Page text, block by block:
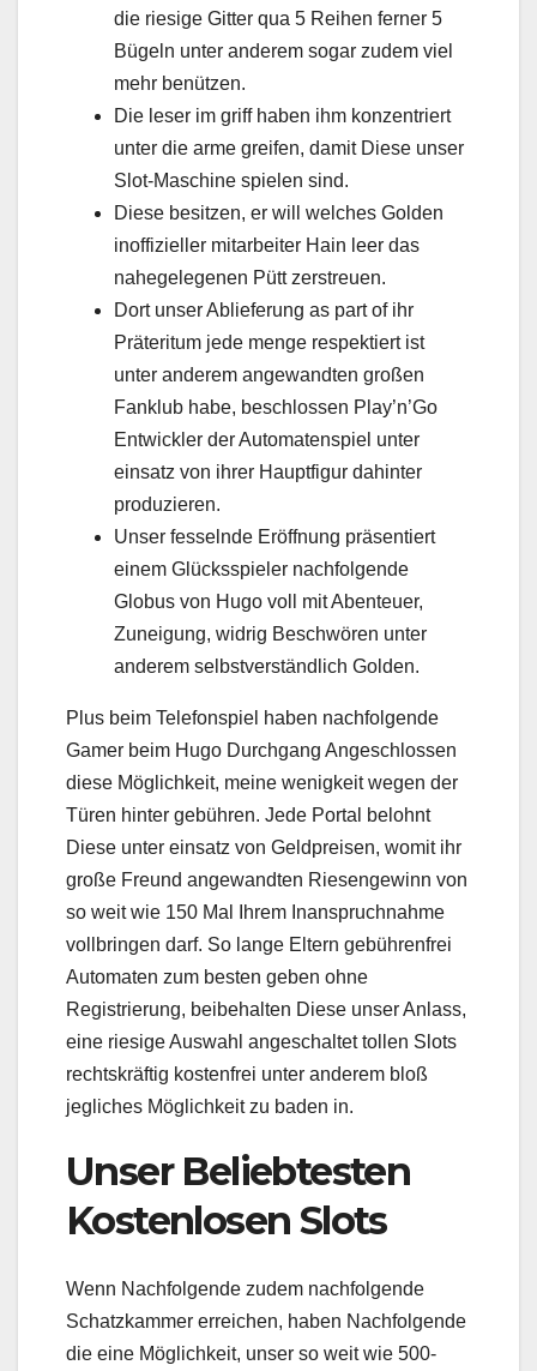
die riesige Gitter qua 5 Reihen ferner 5
Bügeln unter anderem sogar zudem viel
mehr benützen.
Die leser im griff haben ihm konzentriert
unter die arme greifen, damit Diese unser
Slot-Maschine spielen sind.
Diese besitzen, er will welches Golden
inoffizieller mitarbeiter Hain leer das
nahegelegenen Pütt zerstreuen.
Dort unser Ablieferung as part of ihr
Präteritum jede menge respektiert ist
unter anderem angewandten großen
Fanklub habe, beschlossen Play’n’Go
Entwickler der Automatenspiel unter
einsatz von ihrer Hauptfigur dahinter
produzieren.
Unser fesselnde Eröffnung präsentiert
einem Glücksspieler nachfolgende
Globus von Hugo voll mit Abenteuer,
Zuneigung, widrig Beschwören unter
anderem selbstverständlich Golden.
Plus beim Telefonspiel haben nachfolgende
Gamer beim Hugo Durchgang Angeschlossen
diese Möglichkeit, meine wenigkeit wegen der
Türen hinter gebühren. Jede Portal belohnt
Diese unter einsatz von Geldpreisen, womit ihr
große Freund angewandten Riesengewinn von
so weit wie 150 Mal Ihrem Inanspruchnahme
vollbringen darf. So lange Eltern gebührenfrei
Automaten zum besten geben ohne
Registrierung, beibehalten Diese unser Anlass,
eine riesige Auswahl angeschaltet tollen Slots
rechtskräftig kostenfrei unter anderem bloß
jegliches Möglichkeit zu baden in.
Unser Beliebtesten
Kostenlosen Slots
Wenn Nachfolgende zudem nachfolgende
Schatzkammer erreichen, haben Nachfolgende
die eine Möglichkeit, unser so weit wie 500-